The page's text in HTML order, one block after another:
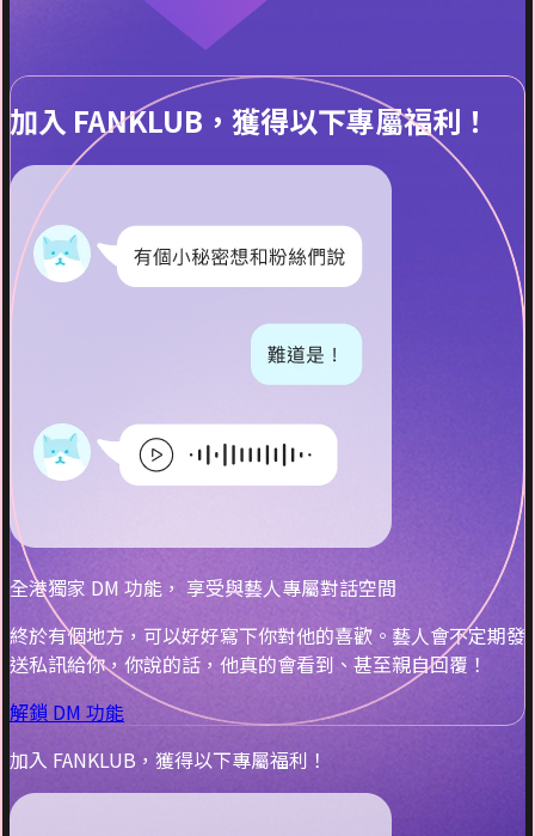
加入 FANKLUB，獲得以下專屬福利！
全港獨家 DM 功能， 享受與藝人專屬對話空間
終於有個地方，可以好好寫下你對他的喜歡。藝人會不定期發
送私訊給你，你說的話，他真的會看到、甚至親自回覆！
解鎖 DM 功能
加入 FANKLUB，獲得以下專屬福利！